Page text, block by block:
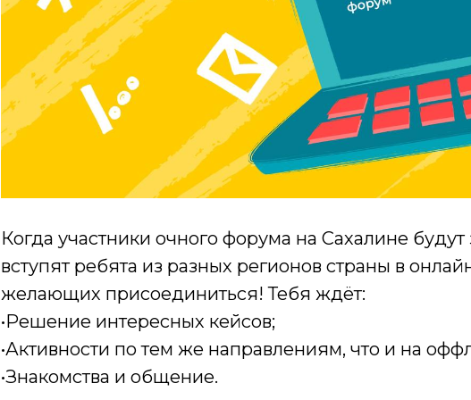
Когда участники очного форума на Сахалине будут
вступят ребята из разных регионов страны в
желающих присоединиться! Тебя ждёт:
•Решение интересных кейсов;
•Активности по тем же направлениям, что и на
•Знакомства и общение.